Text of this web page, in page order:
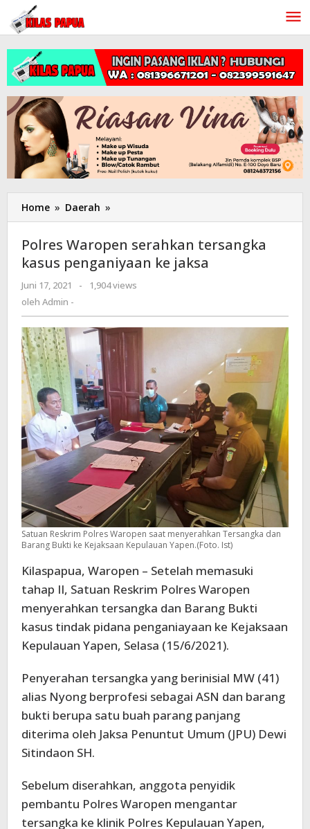
Lewati
konten
Home » Daerah »
Waropen
tersangka
kasus
penganiyaan
Polres Waropen serahkan tersangka
kasus penganiyaan ke jaksa
Juni 17, 2021
oleh
-
1,904 views
oleh Admin -
Satuan Reskrim Polres Waropen saat menyerahkan Tersangka dan
Barang Bukti ke Kejaksaan Kepulauan Yapen.(Foto. Ist)
Kilaspapua, Waropen – Setelah memasuki
tahap II, Satuan Reskrim Polres Waropen
menyerahkan tersangka dan Barang Bukti
kasus tindak pidana penganiayaan ke Kejaksaan
Kepulauan Yapen, Selasa (15/6/2021).
Penyerahan tersangka yang berinisial MW (41)
alias Nyong berprofesi sebagai ASN dan barang
bukti berupa satu buah parang panjang
diterima oleh Jaksa Penuntut Umum (JPU) Dewi
Sitindaon SH.
Sebelum diserahkan, anggota penyidik
pembantu Polres Waropen mengantar
tersangka ke klinik Polres Kepulauan Yapen,